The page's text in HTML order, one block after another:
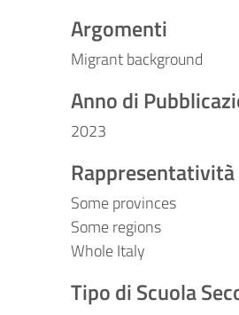
Argomenti
Migrant background
Anno di
2023
Some provinces
Some regions
Whole Italy
Tipo di Scuola